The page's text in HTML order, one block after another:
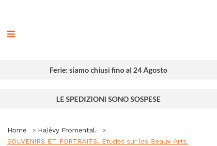
Ferie: siamo chiusi fino al 24 Agosto
LE SPEDIZIONI SONO SOSPESE
Home
Halévy Fromental.
SOUVENIRS ET PORTRAITS. Etudes sur les Beaux-Arts.